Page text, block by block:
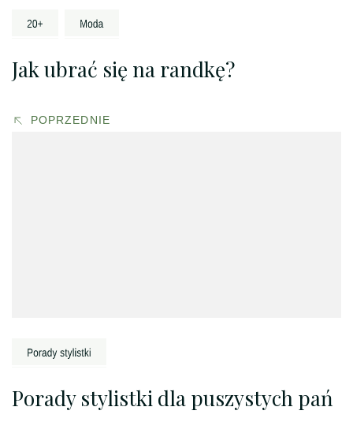
Jak ubrać się na randkę?
POPRZEDNIE
Porady stylistki dla puszystych pań